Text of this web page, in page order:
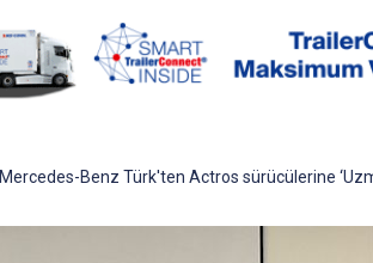
Mercedes-Benz Türk'ten Actros sürücülerine